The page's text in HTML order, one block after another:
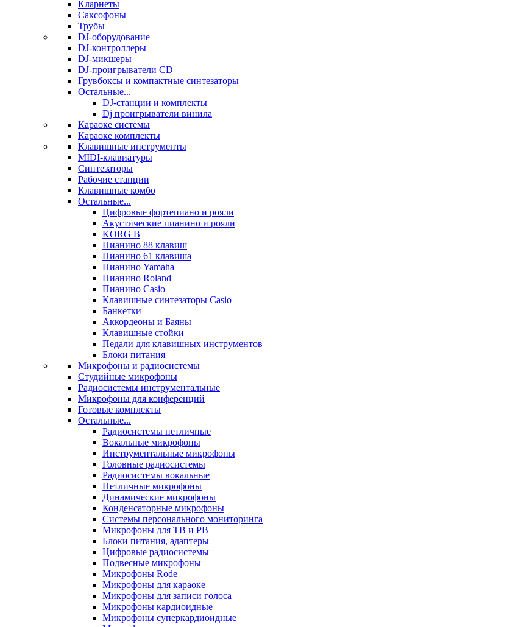
Кларнеты
Саксофоны
Трубы
DJ-оборудование
DJ-контроллеры
DJ-микшеры
DJ-проигрыватели CD
Грувбоксы и компактные синтезаторы
Остальные...
DJ-станции и комплекты
Dj проигрыватели винила
Караоке системы
Караоке комплекты
Клавишные инструменты
MIDI-клавиатуры
Синтезаторы
Рабочие станции
Клавишные комбо
Остальные...
Цифровые фортепиано и рояли
Акустические пианино и рояли
KORG B
Пианино 88 клавиш
Пианино 61 клавиша
Пианино Yamaha
Пианино Roland
Пианино Casio
Клавишные синтезаторы Casio
Банкетки
Аккордеоны и Баяны
Клавишные стойки
Педали для клавишных инструментов
Блоки питания
Микрофоны и радиосистемы
Студийные микрофоны
Радиосистемы инструментальные
Микрофоны для конференций
Готовые комплекты
Остальные...
Радиосистемы петличные
Вокальные микрофоны
Инструментальные микрофоны
Головные радиосистемы
Радиосистемы вокальные
Петличные микрофоны
Динамические микрофоны
Конденсаторные микрофоны
Системы персонального мониторинга
Микрофоны для ТВ и РВ
Блоки питания, адаптеры
Цифровые радиосистемы
Подвесные микрофоны
Микрофоны Rode
Микрофоны для караоке
Микрофоны для записи голоса
Микрофоны кардиоидные
Микрофоны суперкардиоидные